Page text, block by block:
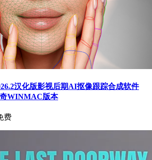
汉化版影视后期AI抠像跟踪合成软件
WINMAC版本
费